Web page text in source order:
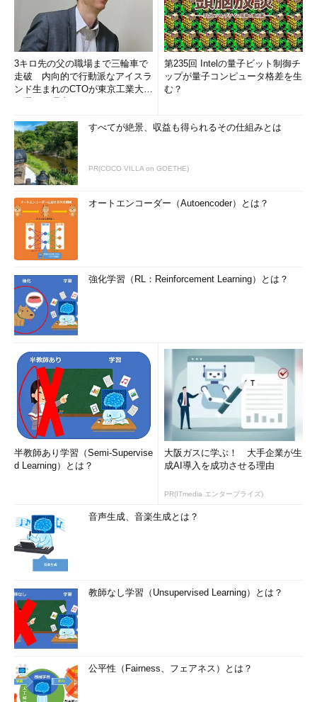
3キロ先の父の職場まで三輪車で
走破 内向的で行動派なアイスラ
ンド生まれのCTOが東京工業大学
第235回 Intelの量子ビット制御チ
ップが量子コンピュータ格差を生
む？
すべてが絶景、収益も得られるその仕組みとは
PR(COCO VILLA on GOETHE)
オートエンコーダー（Autoencoder）とは？
強化学習（RL：Reinforcement Learning）とは？
半教師あり学習（Semi-Supervise
d Learning）とは？
大阪ガスに学ぶ！ 大手企業が生
成AI導入を成功させる理由
PR(ITmedia エンタープライズ)
音声生成、音楽生成とは？
教師なし学習（Unsupervised Learning）とは？
公平性（Fairness、フェアネス）とは？